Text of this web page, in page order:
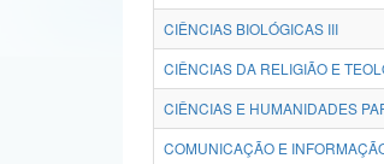
CIÊNCIAS BIOLÓGICAS III
CIÊNCIAS DA RELIGIÃO E
CIÊNCIAS E HUMANIDADES
COMUNICAÇÃO E